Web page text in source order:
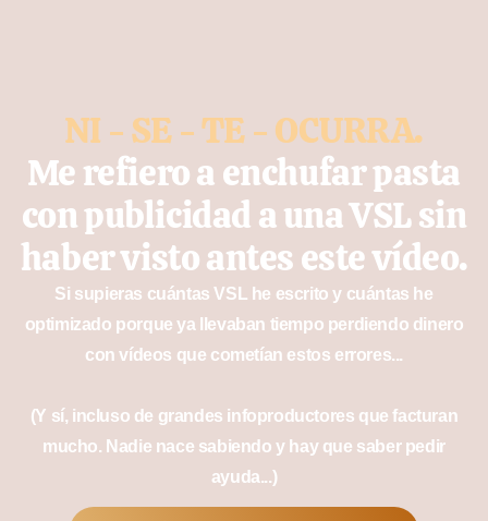
NI - SE - TE - OCURRA.
Me refiero a enchufar pasta
con publicidad a una VSL sin
haber visto antes este vídeo.
Si supieras cuántas VSL he escrito y cuántas he
optimizado porque ya llevaban tiempo perdiendo dinero
con vídeos que cometían estos errores...
(Y sí, incluso de grandes infoproductores que facturan
mucho. Nadie nace sabiendo y hay que saber pedir
ayuda...)